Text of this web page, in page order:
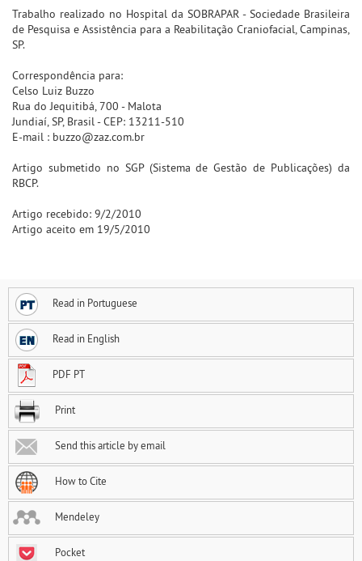
Trabalho realizado no Hospital da SOBRAPAR - Sociedade Brasileira
de Pesquisa e Assistência para a Reabilitação Craniofacial, Campinas,
SP.
Correspondência para:
Celso Luiz Buzzo
Rua do Jequitibá, 700 - Malota
Jundiaí, SP, Brasil - CEP: 13211-510
E-mail : buzzo@zaz.com.br
Artigo submetido no SGP (Sistema de Gestão de Publicações) da
RBCP.
Artigo recebido: 9/2/2010
Artigo aceito em 19/5/2010
Read in Portuguese
Read in English
PDF PT
Print
Send this article by email
How to Cite
Mendeley
Pocket